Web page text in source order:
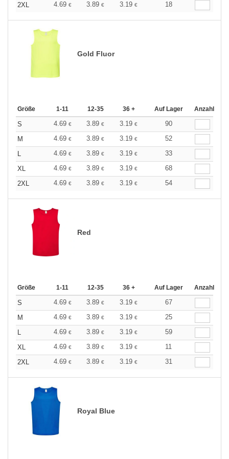
2XL
4.69 € 3.89 € 3.19 € 18
Gold Fluor
Größe 1-11 12-35 36 + Auf Lager Anzahl
S 4.69 € 3.89 € 3.19 €
90
M
4.69 € 3.89 € 3.19 €
52
L
4.69 € 3.89 € 3.19 €
33
XL
4.69 € 3.89 € 3.19 €
68
2XL
4.69 € 3.89 € 3.19 € 54
Red
Größe 1-11 12-35 36 + Auf Lager Anzahl
S 4.69 € 3.89 € 3.19 €
67
M
4.69 € 3.89 € 3.19 €
25
L
4.69 € 3.89 € 3.19 €
59
XL
4.69 € 3.89 € 3.19 €
11
2XL
4.69 € 3.89 € 3.19 € 31
Royal Blue